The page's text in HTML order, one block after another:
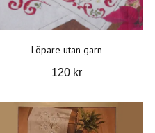
Löpare utan garn
120 kr